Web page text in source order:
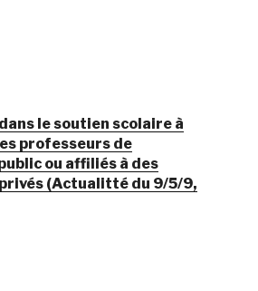
le soutien scolaire à
professeurs de
ou affiliés à des
(Actualitté du 9/5/9,